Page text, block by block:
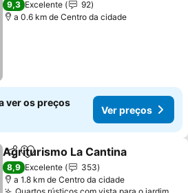
9,3 Excelente
92
a 0.6 km de Centro da cidade
ver os preços
Ver preços
PartilharAdicionar aos favoritos
Agriturismo La Cantina
8,9 Excelente
353
a 1.8 km de Centro da cidade